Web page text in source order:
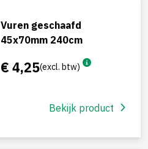
Vuren geschaafd
45x70mm 240cm
€ 4,25(excl. btw)
Bekijk product